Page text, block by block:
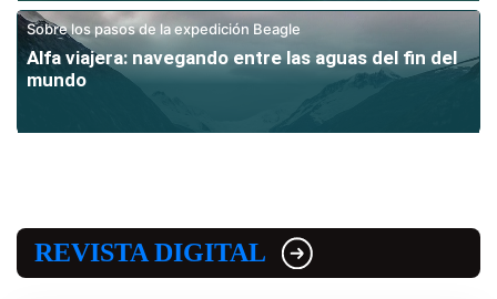
Sobre los pasos de la expedición Beagle
Alfa viajera: navegando entre las aguas del fin del
mundo
REVISTA DIGITAL